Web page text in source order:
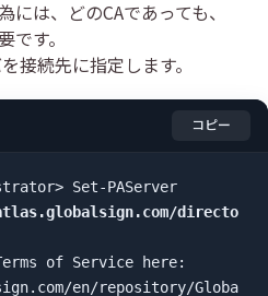
は、どのCAであっても、
です。
接続先に指定します。
コピー
directo
of Service here:
en/repository/Globa